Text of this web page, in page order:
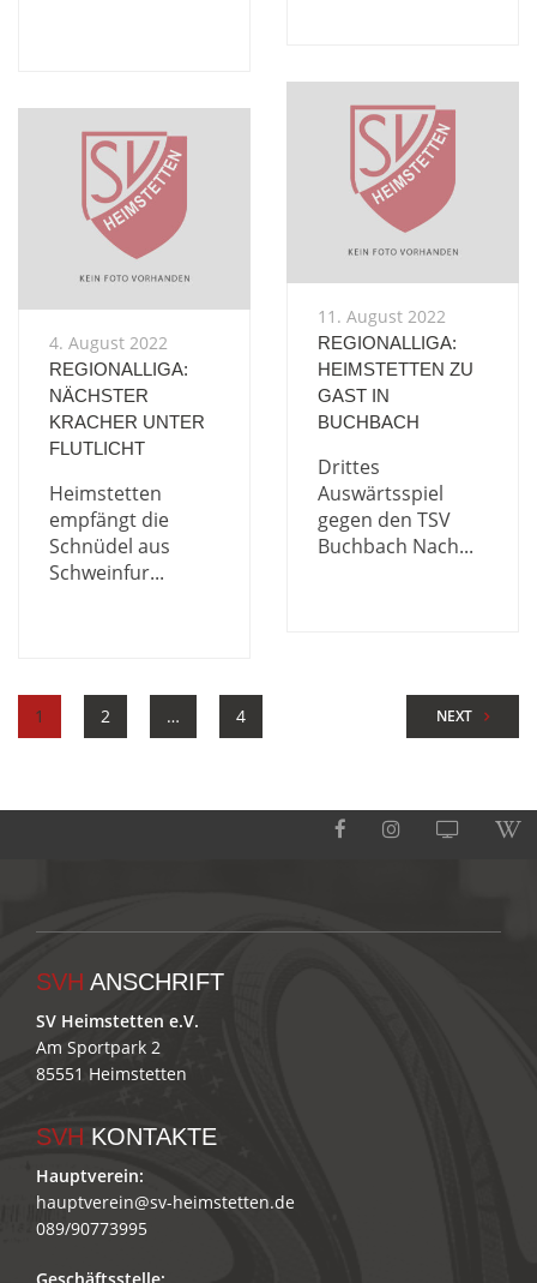
11. August 2022
REGIONALLIGA:
HEIMSTETTEN ZU
GAST IN
BUCHBACH
Drittes
Auswärtsspiel
gegen den TSV
Buchbach Nach...
4. August 2022
REGIONALLIGA:
NÄCHSTER
KRACHER UNTER
FLUTLICHT
Heimstetten
empfängt die
Schnüdel aus
Schweinfur...
1 2 … 4 NEXT
SVH ANSCHRIFT
SV Heimstetten e.V.
Am Sportpark 2
85551 Heimstetten
SVH KONTAKTE
Hauptverein:
hauptverein@sv-heimstetten.de
089/90773995